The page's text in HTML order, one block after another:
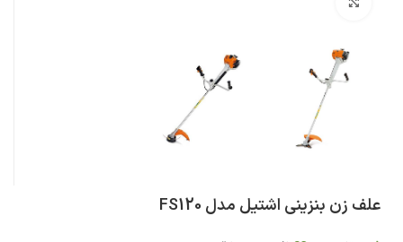
علف زن بنزینی اشتیل مدل FS120